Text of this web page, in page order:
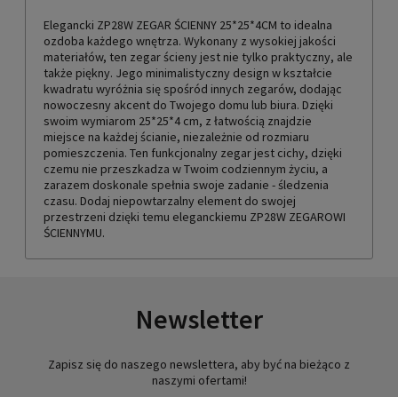
Elegancki ZP28W ZEGAR ŚCIENNY 25*25*4CM to idealna
ozdoba każdego wnętrza. Wykonany z wysokiej jakości
materiałów, ten zegar ścieny jest nie tylko praktyczny, ale
także piękny. Jego minimalistyczny design w kształcie
kwadratu wyróżnia się spośród innych zegarów, dodając
nowoczesny akcent do Twojego domu lub biura. Dzięki
swoim wymiarom 25*25*4 cm, z łatwością znajdzie
miejsce na każdej ścianie, niezależnie od rozmiaru
pomieszczenia. Ten funkcjonalny zegar jest cichy, dzięki
czemu nie przeszkadza w Twoim codziennym życiu, a
zarazem doskonale spełnia swoje zadanie - śledzenia
czasu. Dodaj niepowtarzalny element do swojej
przestrzeni dzięki temu eleganckiemu ZP28W ZEGAROWI
ŚCIENNYMU.
Newsletter
Zapisz się do naszego newslettera, aby być na bieżąco z
naszymi ofertami!